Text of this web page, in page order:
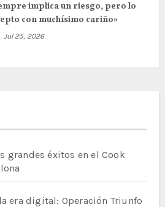
implica un riesgo, pero lo
con muchísimo cariño»
Jul 25, 2026
grandes éxitos en el Cook
era digital: Operación Triunfo